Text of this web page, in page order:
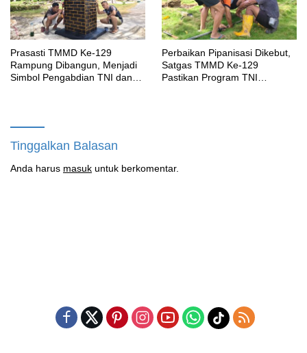
Prasasti TMMD Ke-129
Rampung Dibangun, Menjadi
Simbol Pengabdian TNI dan
Perbaikan Pipanisasi Dikebut,
Satgas TMMD Ke-129
Pastikan Program TNI
Tinggalkan Balasan
Anda harus masuk untuk berkomentar.